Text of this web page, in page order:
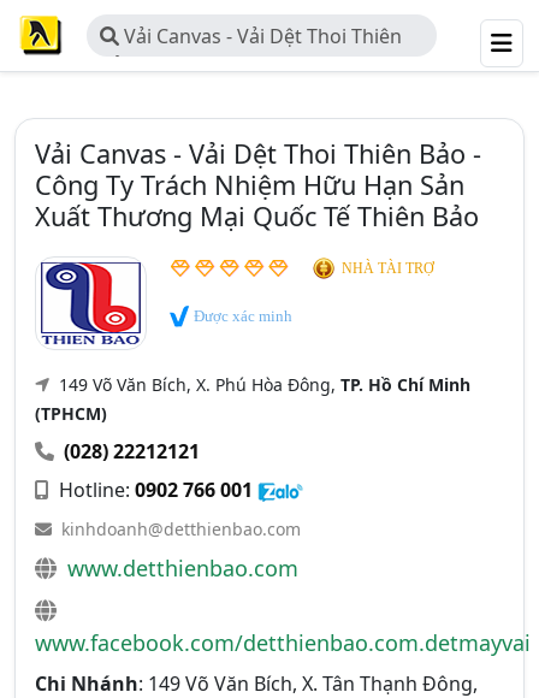
Vải Canvas - Vải Dệt Thoi Thiên
Bảo - Công Ty Trách Nhiệm Hữu
Thiên Bảo
Vải Canvas - Vải Dệt Thoi Thiên Bảo -
Công Ty Trách Nhiệm Hữu Hạn Sản
Xuất Thương Mại Quốc Tế Thiên Bảo
NHÀ TÀI TRỢ
Được xác minh
149 Võ Văn Bích, X. Phú Hòa Đông, TP. Hồ Chí Minh
(TPHCM)
(028) 22212121
Hotline: 0902 766 001
kinhdoanh@detthienbao.com
www.detthienbao.com
www.facebook.com/detthienbao.com.detmayvai
Chi Nhánh: 149 Võ Văn Bích, X. Tân Thạnh Đông,